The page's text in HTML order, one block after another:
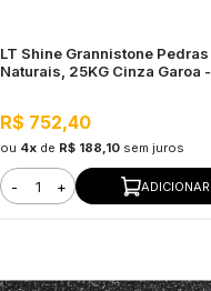
LT Shine Grannistone Pedras
Naturais, 25KG Cinza Garoa -
R$ 752,40
ou 4x de R$ 188,10 sem juros
- + ADICIONAR